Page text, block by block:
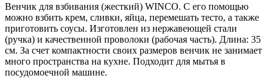
Венчик для взбивания (жесткий) WINCO. С его помощью
можно взбить крем, сливки, яйца, перемешать тесто, а также
приготовить соусы. Изготовлен из нержавеющей стали
(ручка) и качественной проволоки (рабочая часть). Длина: 35
см. За счет компактности своих размеров венчик не занимает
много пространства на кухне. Подходит для мытья в
посудомоечной машине.